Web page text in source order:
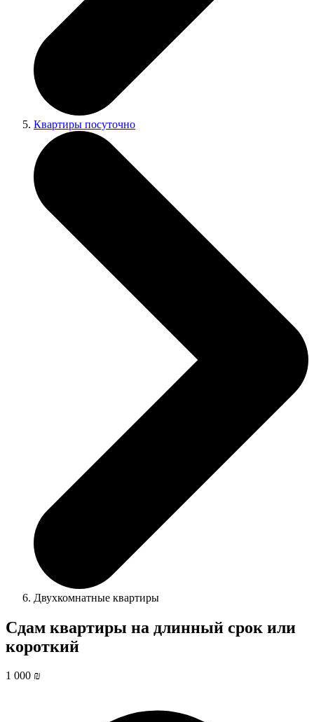
Квартиры посуточно
Двухкомнатные квартиры
Сдам квартиры на длинный срок или
короткий
1 000 ₪